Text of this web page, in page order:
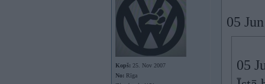
Kopš: 25. Nov 2007
No: Rīga
05
05